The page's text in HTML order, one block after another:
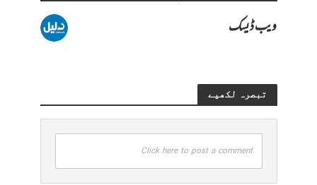
ویب ڈیسک
تبصرہ لکھیے
Click here to post a comment